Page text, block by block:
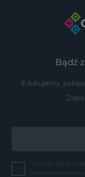
Bądź
Edukujemy,
Wyrażam zgodę na
informacji